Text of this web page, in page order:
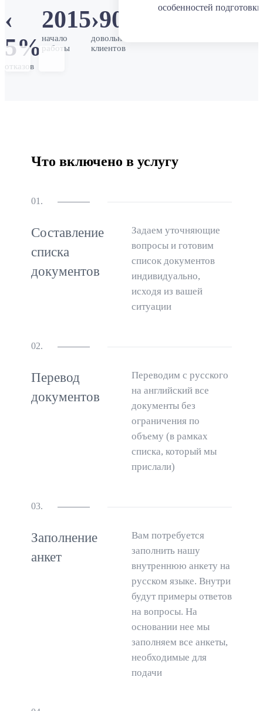
‹
5%
отказов
2015
начало
работы
›900
довольных
клиентов
особенностей
Что включено в услугу
01.
Составление
списка
документов
Задаем уточняющие
вопросы и готовим
список документов
индивидуально,
исходя из вашей
ситуации
02.
Перевод
документов
Переводим с русского
на английский все
документы без
ограничения по
объему (в рамках
списка, который мы
прислали)
03.
Заполнение
анкет
Вам потребуется
заполнить нашу
внутреннюю анкету на
русском языке. Внутри
будут примеры ответов
на вопросы. На
основании нее мы
заполняем все анкеты,
необходимые для
подачи